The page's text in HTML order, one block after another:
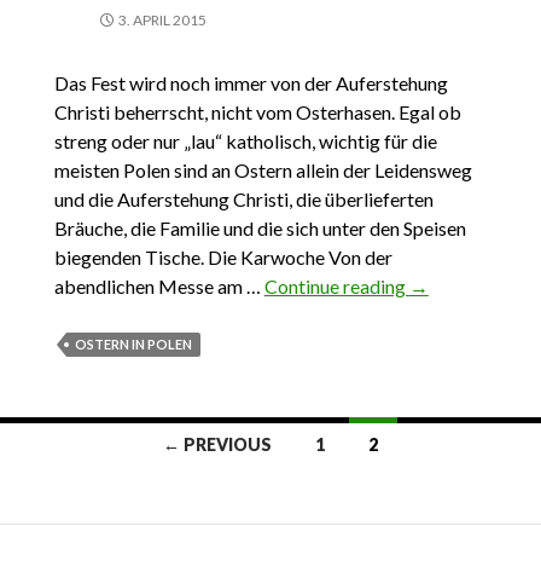
3. APRIL 2015
Das Fest wird noch immer von der Auferstehung
Christi beherrscht, nicht vom Osterhasen. Egal ob
streng oder nur „lau“ katholisch, wichtig für die
meisten Polen sind an Ostern allein der Leidensweg
und die Auferstehung Christi, die überlieferten
Bräuche, die Familie und die sich unter den Speisen
biegenden Tische. Die Karwoche Von der
abendlichen Messe am … Continue reading Ostern in Polen
→
OSTERN IN POLEN
← PREVIOUS 1 2